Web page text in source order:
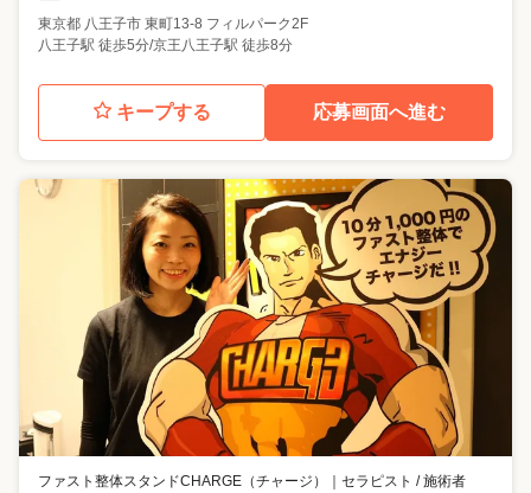
東京都 八王子市 東町13-8 フィルパーク2F
八王子駅 徒歩5分/京王八王子駅 徒歩8分
キープする 応募画面へ進む
ファスト整体スタンドCHARGE（チャージ） セラピスト / 施術者